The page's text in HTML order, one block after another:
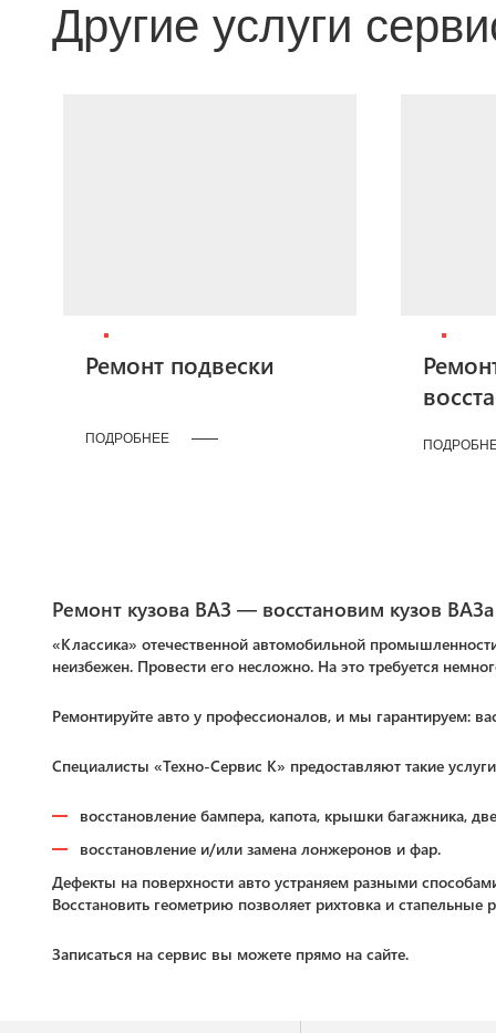
Другие услуги
Ремонт подвески
ПОДРОБНЕЕ
Ремонт кузова ВАЗ — восстановим кузов
«Классика» отечественной автомобильной
неизбежен. Провести его несложно. На это требуется
Ремонтируйте авто у профессионалов, и мы гарантируем:
Специалисты «Техно-Сервис К» предоставляют такие
восстановление бампера, капота, крышки багажника,
восстановление и/или замена лонжеронов и фар.
Дефекты на поверхности авто устраняем разными
Восстановить геометрию позволяет рихтовка и стапельные
Записаться на сервис вы можете прямо на сайте.